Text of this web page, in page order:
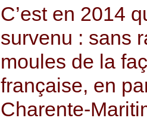
C’est en 2014
survenu : sans
moules de la
française, en
Charente-